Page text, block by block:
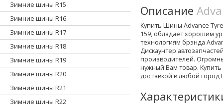
Зимние шины R15
Зимние шины R16
Зимние шины R17
Зимние шины R18
Зимние шины R19
Зимние шины R20
Зимние шины R21
Зимние шины R22
Описание
Купить Шины Advance Tyre
159, обладает хорошим
технологиям брэнда
Дискаунтер
производителей.
нужный Вам товар.
доставкой в любой город